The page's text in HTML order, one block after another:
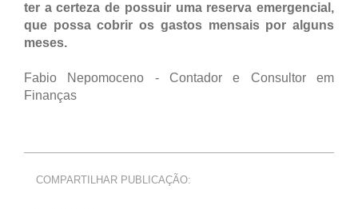
ter a certeza de possuir uma reserva emergencial,
que possa cobrir os gastos mensais por alguns
meses.
Fabio Nepomoceno - Contador e Consultor em
Finanças
COMPARTILHAR PUBLICAÇÃO: